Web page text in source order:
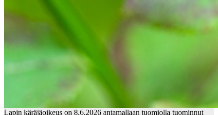
Lapin käräjäoikeus on 8.6.2026 antamallaan tuomiolla tuominnut